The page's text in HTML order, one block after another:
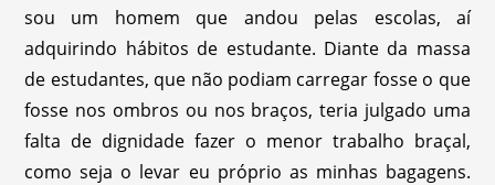
sou um homem que andou pelas escolas, aí
adquirindo hábitos de estudante. Diante da massa
de estudantes, que não podiam carregar fosse o que
fosse nos ombros ou nos braços, teria julgado uma
falta de dignidade fazer o menor trabalho braçal,
como seja o levar eu próprio as minhas bagagens.